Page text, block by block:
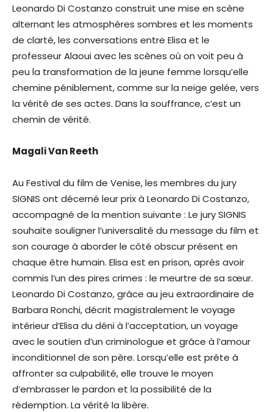
Leonardo Di Costanzo construit une mise en scène
alternant les atmosphères sombres et les moments
de clarté, les conversations entre Elisa et le
professeur Alaoui avec les scènes où on voit peu à
peu la transformation de la jeune femme lorsqu’elle
chemine péniblement, comme sur la neige gelée, vers
la vérité de ses actes. Dans la souffrance, c’est un
chemin de vérité.
Magali Van Reeth
Au Festival du film de Venise, les membres du jury
SIGNIS ont décerné leur prix à Leonardo Di Costanzo,
accompagné de la mention suivante : Le jury SIGNIS
souhaite souligner l’universalité du message du film et
son courage à aborder le côté obscur présent en
chaque être humain. Elisa est en prison, après avoir
commis l’un des pires crimes : le meurtre de sa sœur.
Leonardo Di Costanzo, grâce au jeu extraordinaire de
Barbara Ronchi, décrit magistralement le voyage
intérieur d’Elisa du déni à l’acceptation, un voyage
avec le soutien d’un criminologue et grâce à l’amour
inconditionnel de son père. Lorsqu’elle est prête à
affronter sa culpabilité, elle trouve le moyen
d’embrasser le pardon et la possibilité de la
rédemption. La vérité la libère.